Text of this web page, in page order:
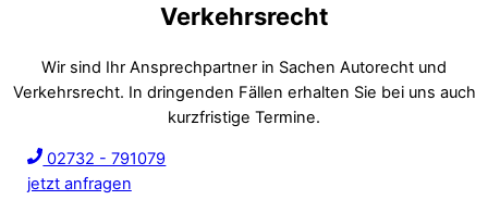
Verkehrsrecht
Wir sind Ihr Ansprechpartner in Sachen Autorecht und
Verkehrsrecht. In dringenden Fällen erhalten Sie bei uns auch
kurzfristige Termine.
02732 - 791079
jetzt anfragen